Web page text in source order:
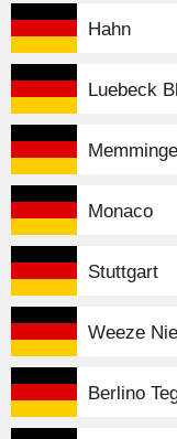
Hahn
Luebeck
Monaco
Stuttgart
Weeze
Berlino